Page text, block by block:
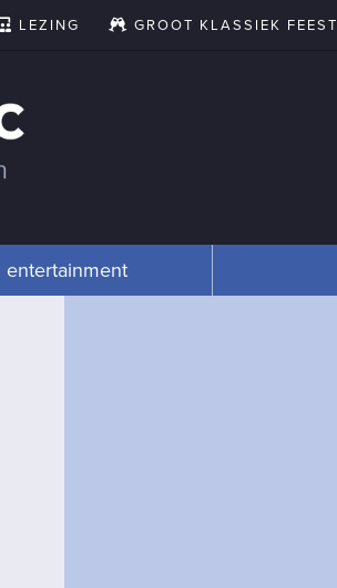
LEZING GROOT KLASSIEK FEEST
entertainment